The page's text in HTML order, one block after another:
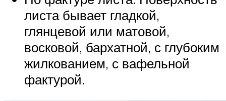
листа бывает гладкой,
глянцевой или матовой,
восковой, бархатной, с глубоким
жилкованием, с вафельной
фактурой.